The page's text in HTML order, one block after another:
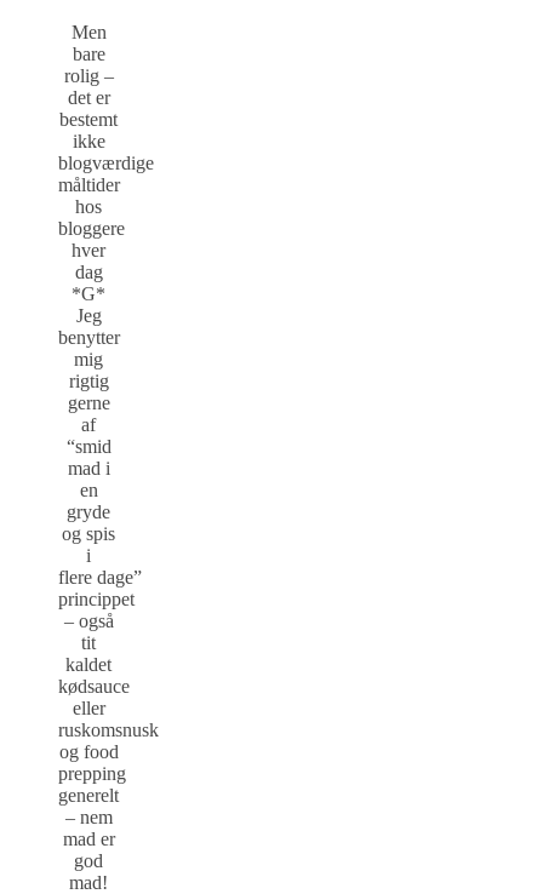
Men
bare
rolig –
det er
bestemt
ikke
blogværdige
måltider
hos
bloggere
hver
dag
*G*
Jeg
benytter
mig
rigtig
gerne
af
“smid
mad i
en
gryde
og spis
i
flere dage”
princippet
– også
tit
kaldet
kødsauce
eller
ruskomsnusk
og food
prepping
generelt
– nem
mad er
god
mad!